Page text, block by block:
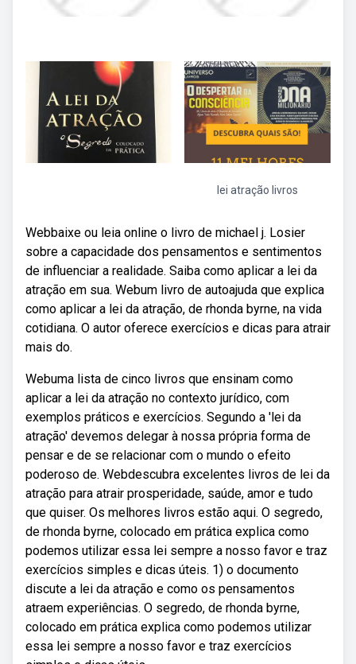
lei atração livros
Webbaixe ou leia online o livro de michael j. Losier
sobre a capacidade dos pensamentos e sentimentos
de influenciar a realidade. Saiba como aplicar a lei da
atração em sua. Webum livro de autoajuda que explica
como aplicar a lei da atração, de rhonda byrne, na vida
cotidiana. O autor oferece exercícios e dicas para atrair
mais do.
Webuma lista de cinco livros que ensinam como
aplicar a lei da atração no contexto jurídico, com
exemplos práticos e exercícios. Segundo a 'lei da
atração' devemos delegar à nossa própria forma de
pensar e de se relacionar com o mundo o efeito
poderoso de. Webdescubra excelentes livros de lei da
atração para atrair prosperidade, saúde, amor e tudo
que quiser. Os melhores livros estão aqui. O segredo,
de rhonda byrne, colocado em prática explica como
podemos utilizar essa lei sempre a nosso favor e traz
exercícios simples e dicas úteis. 1) o documento
discute a lei da atração e como os pensamentos
atraem experiências. O segredo, de rhonda byrne,
colocado em prática explica como podemos utilizar
essa lei sempre a nosso favor e traz exercícios